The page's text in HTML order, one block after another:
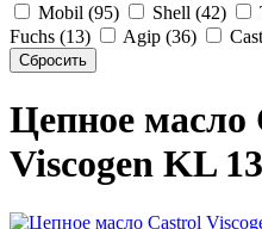
Mobil (95)
Shell (42)
Fuchs (13)
Agip (36)
Цепное масло
Viscogen KL